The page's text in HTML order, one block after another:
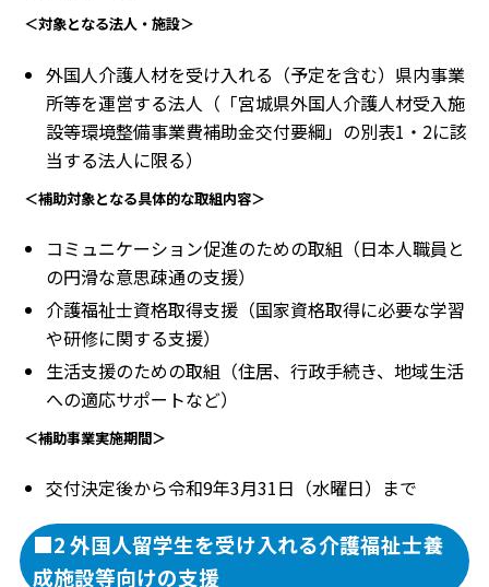
＜対象となる法人・施設＞
外国人介護人材を受け入れる（予定を含む）県内事業
所等を運営する法人（「宮城県外国人介護人材受入施
設等環境整備事業費補助金交付要綱」の別表1・2に該
当する法人に限る）
＜補助対象となる具体的な取組内容＞
コミュニケーション促進のための取組（日本人職員と
の円滑な意思疎通の支援）
介護福祉士資格取得支援（国家資格取得に必要な学習
や研修に関する支援）
生活支援のための取組（住居、行政手続き、地域生活
への適応サポートなど）
＜補助事業実施期間＞
交付決定後から令和9年3月31日（水曜日）まで
■2 外国人留学生を受け入れる介護福祉士養
成施設等向けの支援